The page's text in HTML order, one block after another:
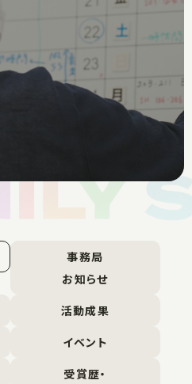
事務局
お知らせ
活動成果
イベント
受賞歴・